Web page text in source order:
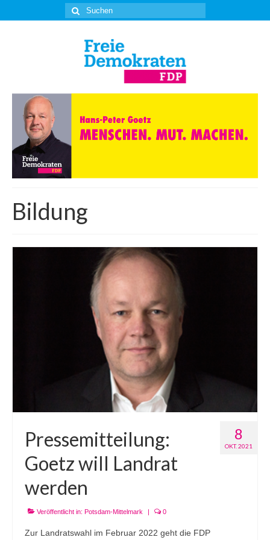
Suche
nach:
Bildung
8
OKT. 2021
Pressemitteilung:
Goetz will Landrat
werden
Veröffentlicht in: Potsdam-Mittelmark | 0
Zur Landratswahl im Februar 2022 geht die FDP